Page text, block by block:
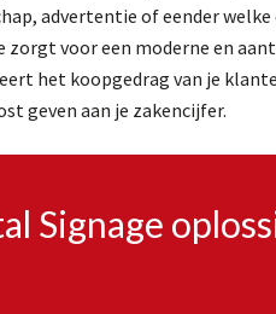
advertentie of eender
zorgt voor een moderne en
het koopgedrag van je
geven aan je zakencijfer.
Signage